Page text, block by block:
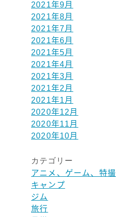
2021年9月
2021年8月
2021年7月
2021年6月
2021年5月
2021年4月
2021年3月
2021年2月
2021年1月
2020年12月
2020年11月
2020年10月
カテゴリー
アニメ、ゲーム、特撮
キャンプ
ジム
旅行